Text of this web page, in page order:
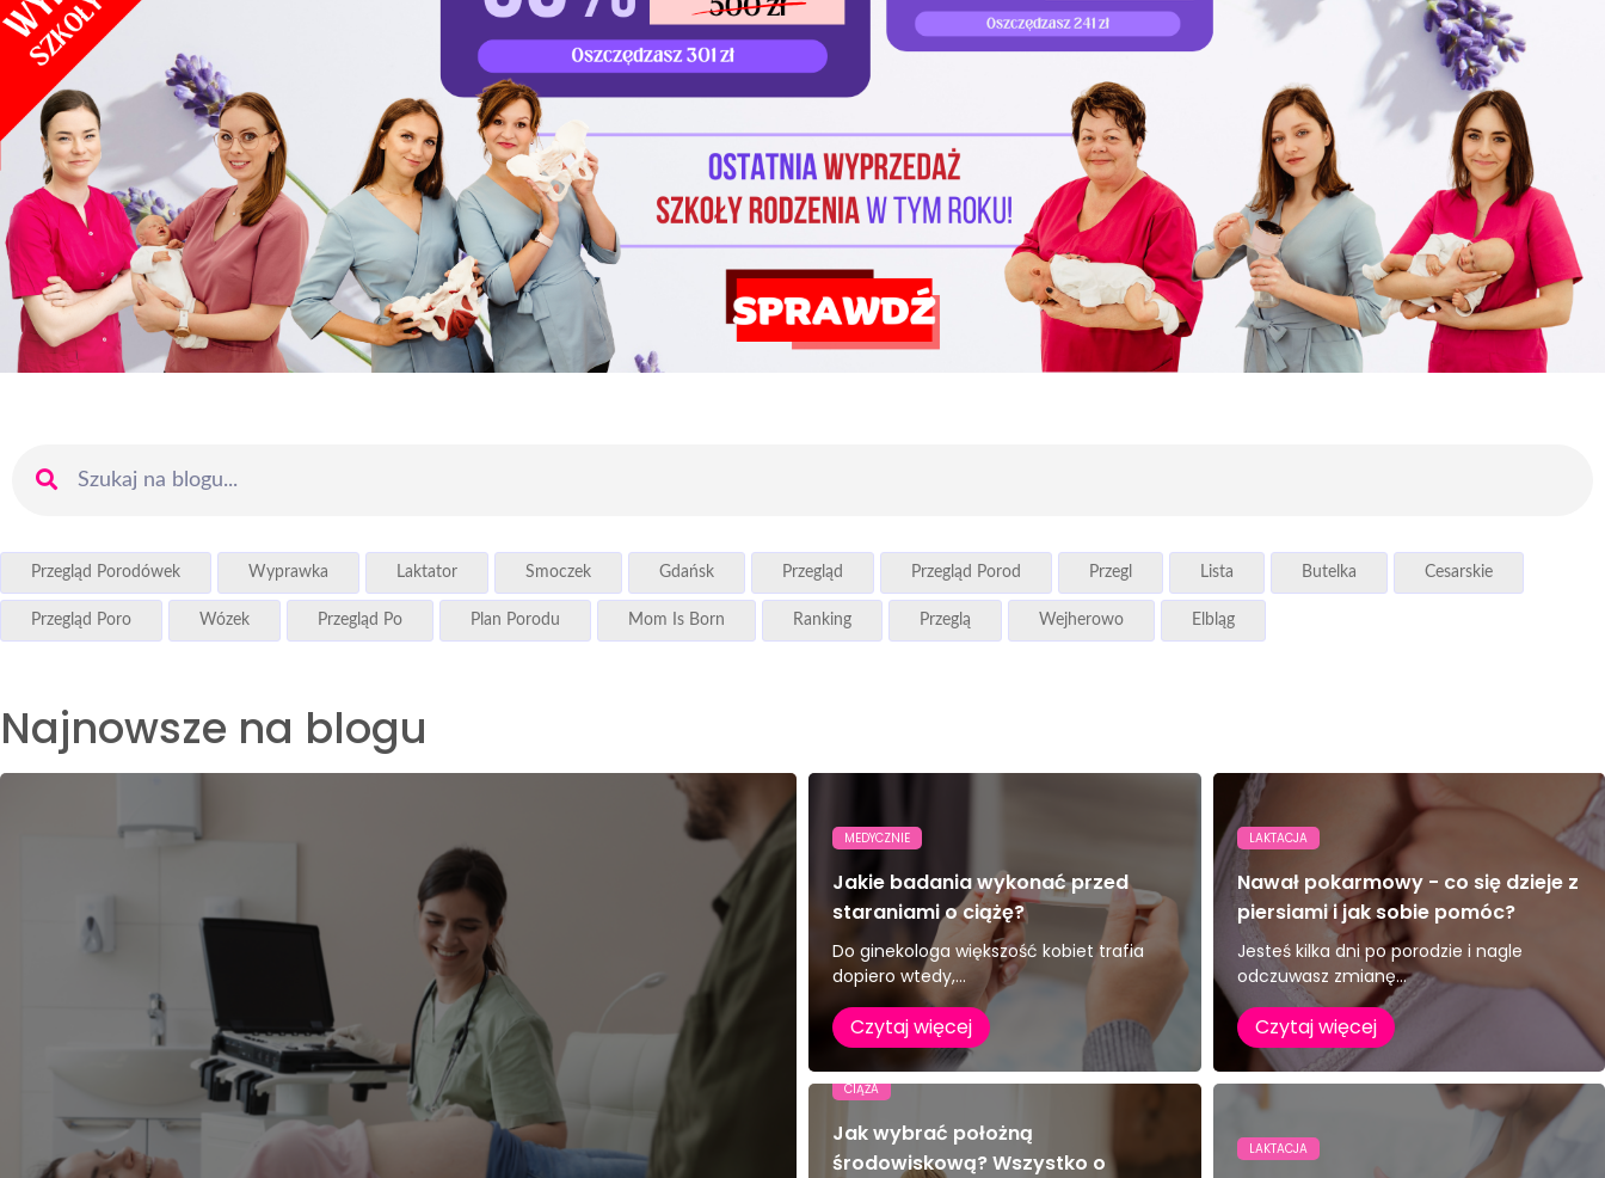
Przegląd Porodówek Wyprawka Laktator Smoczek Gdańsk Przegląd Przegląd Porod Przegl Lista Butelka Cesarskie
Przegląd Poro Wózek Przegląd Po Plan Porodu Mom Is Born Ranking Przeglą Wejherowo Elbląg
Najnowsze na blogu
MEDYCZNIE
Jakie badania wykonać przed
staraniami o ciążę?
Do ginekologa większość kobiet trafia
dopiero wtedy,...
Czytaj więcej
LAKTACJA
Nawał pokarmowy - co się dzieje z
piersiami i jak sobie pomóc?
Jesteś kilka dni po porodzie i nagle
odczuwasz zmianę...
Czytaj więcej
CIĄŻA
Jak wybrać położną
środowiskową? Wszystko o
LAKTACJA